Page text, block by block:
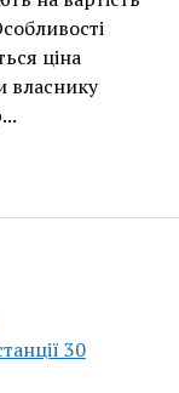
ціна
власнику
30